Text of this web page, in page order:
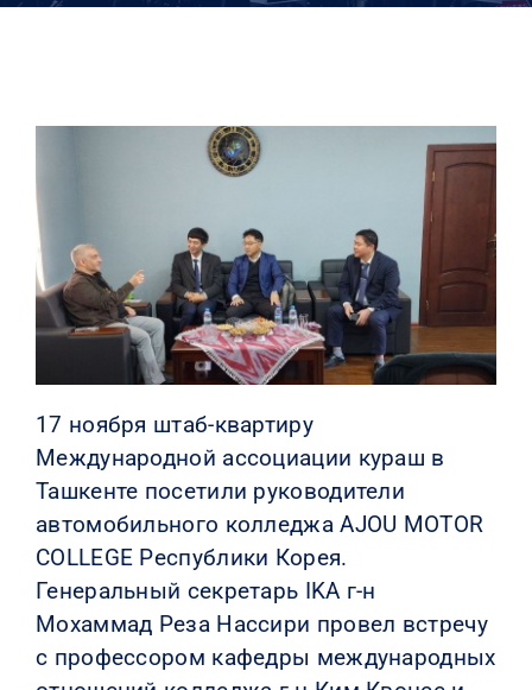
РЕЗУЛЬТАТЫ
КОНТАКТЫ
17 ноября штаб-квартиру
Международной ассоциации кураш в
Ташкенте посетили руководители
автомобильного колледжа AJOU MOTOR
COLLEGE Республики Корея.
Генеральный секретарь IKA г-н
Мохаммад Реза Нассири провел встречу
с профессором кафедры международных